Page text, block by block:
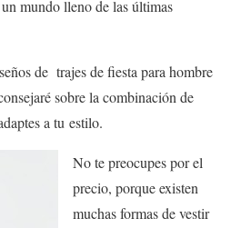
mundo lleno de las últimas
de trajes de fiesta para hombre
sobre la combinación de
a tu estilo.
No te preocupes por el
precio, porque existen
muchas formas de vestir